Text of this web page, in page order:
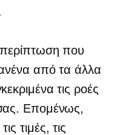
περίπτωση που
από τα άλλα
τις ροές
Επομένως,
τιμές, τις